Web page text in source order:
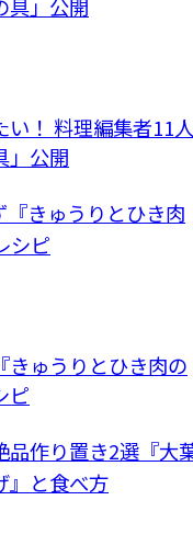
い！ 料理編集者11人
」公開
きゅうりとひき肉の
ピ